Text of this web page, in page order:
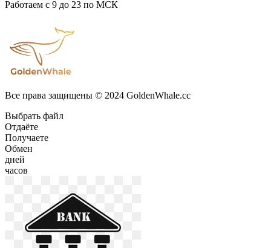
Работаем с 9 до 23 по МСК
Все права защищены © 2024 GoldenWhale.cc
Выбрать файл
Отдаёте
Получаете
Обмен
дней
часов